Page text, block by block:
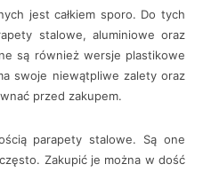
jest całkiem sporo. Do tych
stalowe, aluminiowe oraz
są również wersje plastikowe
swoje niewątpliwe zalety oraz
przed zakupem.
parapety stalowe. Są one
Zakupić je można w dość